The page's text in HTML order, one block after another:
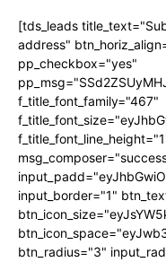
[tds_leads
address"
pp_checkbox="yes"
f_title_font_family="467"
input_border="1"
btn_radius="3"